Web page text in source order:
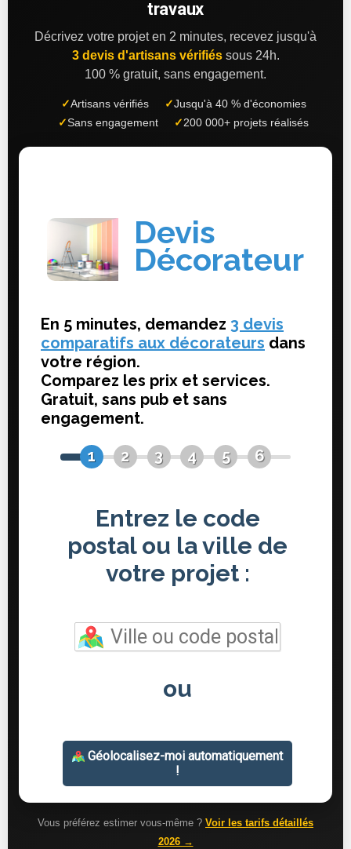
travaux
Décrivez votre projet en 2 minutes, recevez jusqu'à
3 devis d'artisans vérifiéssous 24h.
100 % gratuit, sans engagement.
✓Artisans vérifiés ✓Jusqu'à 40 % d'économies
✓Sans engagement ✓200 000+ projets réalisés
Vous préférez estimer vous-même ? Voir les tarifs détaillés
2026 →